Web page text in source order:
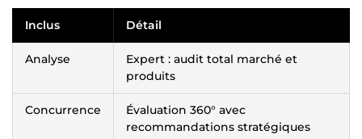
Inclus Détail
Analyse
Expert : audit total marché et
produits
Concurrence
Évaluation 360° avec
recommandations stratégiques